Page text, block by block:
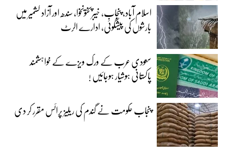
اسلام آباد، پنجاب، خیبرپختونخوا، سندھ اور آزاد کشمیر میں
بارشوں کی پیشگوئی، ادارے الرٹ
سعودی عرب کے ورک ویزے کے خواہشمند
پاکستانی ہوشیار ہوجائیں !
پنجاب حکومت نے گندم کی ریلیز پرائس مقرر کر دی‎